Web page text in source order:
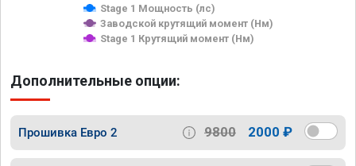
Stage 1 Мощность (лс)
Заводской крутящий момент (Нм)
Stage 1 Крутящий момент (Нм)
Дополнительные опции:
Прошивка Евро 2 9800 2000 ₽